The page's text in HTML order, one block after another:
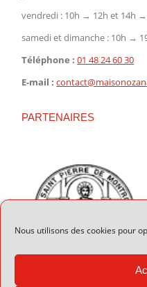
Nous utilisons des cookies pour
vendredi : 10h → 12h et 14h
samedi et dimanche : 10h →
Téléphone : 01 48 24 60 30
E-mail :
PARTENAIRES